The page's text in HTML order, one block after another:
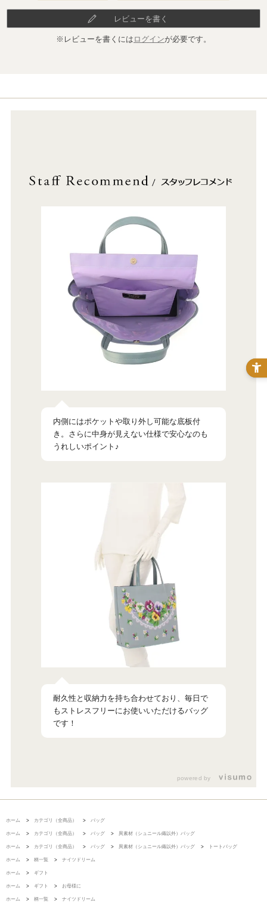
レビューを書く
※レビューを書くには ログインが必要です。
内側にはポケットや取り外し可能な底板付
き。さらに中身が見えない仕様で安心なのも
耐久性と収納力を持ち合わせており、毎日で
もストレスフリーにお使いいただけるバッグ
です！
powered by
ホーム > カテゴリ（全商品） > バッグ
ホーム > カテゴリ（全商品） > バッグ > 異素材（シュニール織以外）バッグ
ホーム > カテゴリ（全商品） > バッグ > 異素材（シュニール織以外）バッグ > トートバッグ
ホーム > 柄一覧 > ナイツドリーム
ホーム > ギフト
ホーム > ギフト > お母様に
ホーム > 柄一覧 > ナイツドリーム